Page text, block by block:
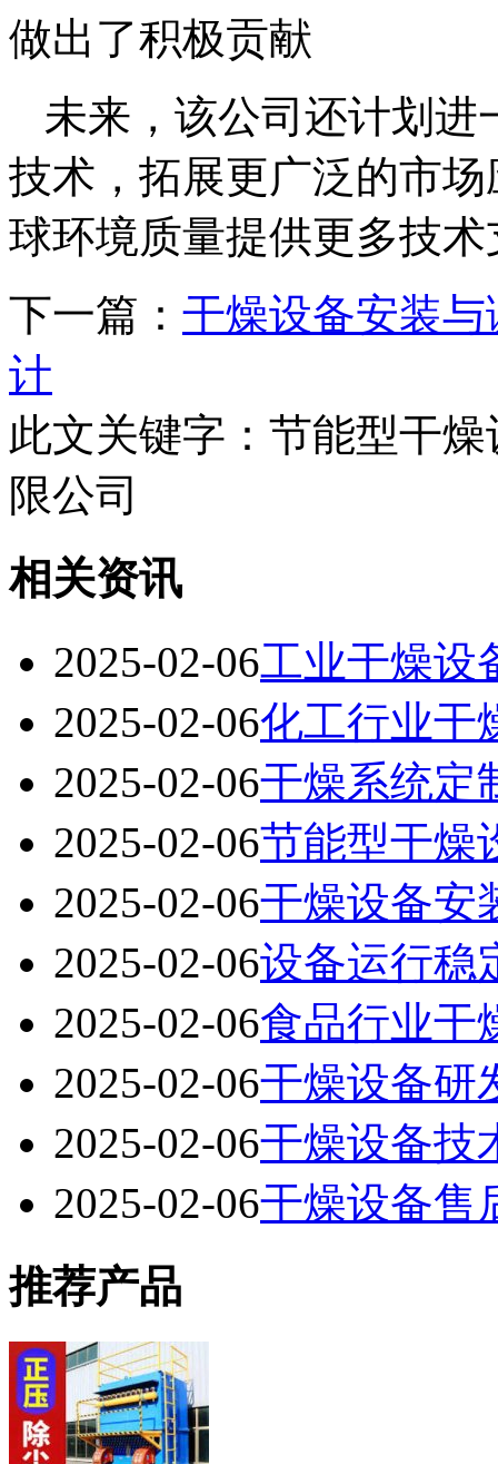
做出了积极贡献
未来，该公司还计划
技术，拓展更广泛的市
球环境质量提供更多技
下一篇： 干燥设备安装与
计
此文关键字： 节能型干
限公司
相关资讯
2025-02-06工业干燥设
2025-02-06化工行业干
2025-02-06干燥系统定
2025-02-06节能型干燥
2025-02-06干燥设备安
2025-02-06设备运行稳
2025-02-06食品行业干
2025-02-06干燥设备研
2025-02-06干燥设备技
2025-02-06干燥设备售
推荐产品